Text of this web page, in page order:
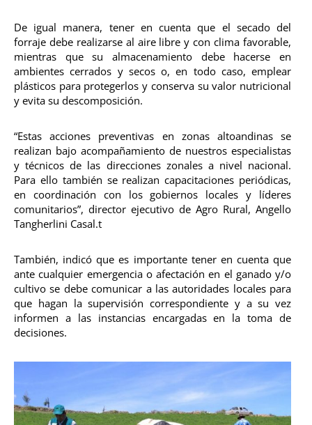
De igual manera, tener en cuenta que el secado del
forraje debe realizarse al aire libre y con clima favorable,
mientras que su almacenamiento debe hacerse en
ambientes cerrados y secos o, en todo caso, emplear
plásticos para protegerlos y conserva su valor nutricional
y evita su descomposición.
“Estas acciones preventivas en zonas altoandinas se
realizan bajo acompañamiento de nuestros especialistas
y técnicos de las direcciones zonales a nivel nacional.
Para ello también se realizan capacitaciones periódicas,
en coordinación con los gobiernos locales y líderes
comunitarios”, director ejecutivo de Agro Rural, Angello
Tangherlini Casal.t
También, indicó que es importante tener en cuenta que
ante cualquier emergencia o afectación en el ganado y/o
cultivo se debe comunicar a las autoridades locales para
que hagan la supervisión correspondiente y a su vez
informen a las instancias encargadas en la toma de
decisiones.